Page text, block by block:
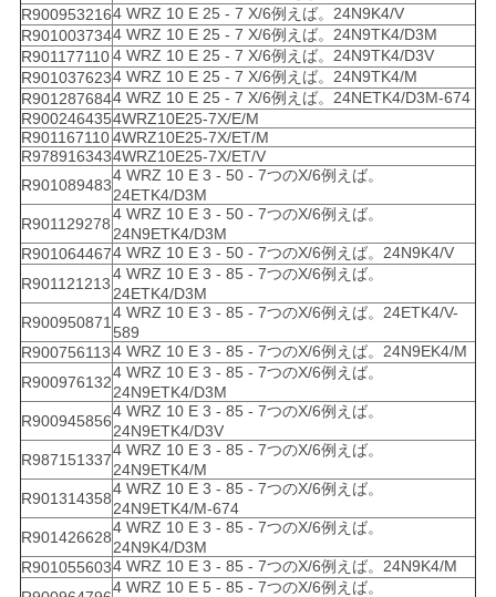
R9009532164 WRZ 10 E 25 - 7 X/6例えば。24N9K4/V
R9010037344 WRZ 10 E 25 - 7 X/6例えば。24N9TK4/D3M
R9011771104 WRZ 10 E 25 - 7 X/6例えば。24N9TK4/D3V
R9010376234 WRZ 10 E 25 - 7 X/6例えば。24N9TK4/M
R9012876844 WRZ 10 E 25 - 7 X/6例えば。24NETK4/D3M-674
R9002464354WRZ10E25-7X/E/M
R9011671104WRZ10E25-7X/ET/M
R9789163434WRZ10E25-7X/ET/V
R901089483
4 WRZ 10 E 3 - 50 - 7つのX/6例えば。
24ETK4/D3M
R901129278
4 WRZ 10 E 3 - 50 - 7つのX/6例えば。
24N9ETK4/D3M
R9010644674 WRZ 10 E 3 - 50 - 7つのX/6例えば。24N9K4/V
R901121213
4 WRZ 10 E 3 - 85 - 7つのX/6例えば。
24ETK4/D3M
R900950871
4 WRZ 10 E 3 - 85 - 7つのX/6例えば。24ETK4/V-
589
R9007561134 WRZ 10 E 3 - 85 - 7つのX/6例えば。24N9EK4/M
R900976132
4 WRZ 10 E 3 - 85 - 7つのX/6例えば。
24N9ETK4/D3M
R900945856
4 WRZ 10 E 3 - 85 - 7つのX/6例えば。
24N9ETK4/D3V
R987151337
4 WRZ 10 E 3 - 85 - 7つのX/6例えば。
24N9ETK4/M
R901314358
4 WRZ 10 E 3 - 85 - 7つのX/6例えば。
24N9ETK4/M-674
R901426628
4 WRZ 10 E 3 - 85 - 7つのX/6例えば。
24N9K4/D3M
R9010556034 WRZ 10 E 3 - 85 - 7つのX/6例えば。24N9K4/M
4 WRZ 10 E 5 - 85 - 7つのX/6例えば。